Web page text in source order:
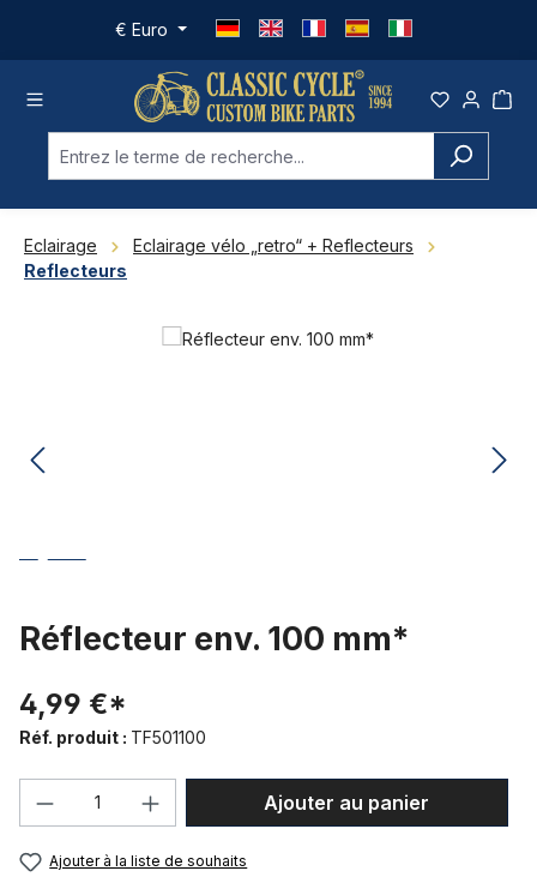
Passer au contenu principal
€ Euro
Eclairage
Eclairage vélo „retro“ + Reflecteurs
Reflecteurs
Ignorer la galerie d'images
Réflecteur env. 100 mm*
4,99 €*
Réf. produit : TF501100
Quantité de produit : Entrez la
Ajouter au panier
Ajouter à la liste de souhaits